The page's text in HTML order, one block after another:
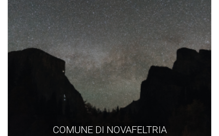
COMUNE DI NOVAFELTRIA